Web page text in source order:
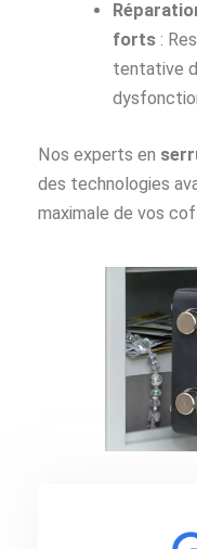
forts :
tentative
Nos experts en
des technologies
maximale de vos